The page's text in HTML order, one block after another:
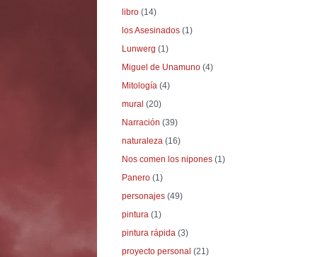
libro (14)
los Asesinados (1)
Lunwerg (1)
Miguel de Unamuno (4)
Mitología (4)
mural (20)
Narración (39)
naturaleza (16)
Nos comen los nipones (1)
Panero (1)
personajes (49)
pintura (1)
pintura rápida (3)
proyecto personal (21)